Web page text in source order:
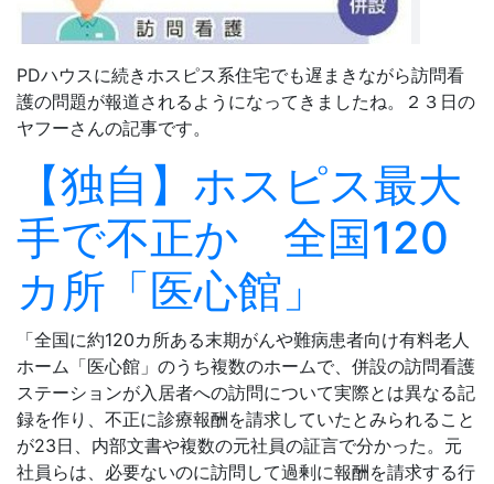
PDハウスに続きホスピス系住宅でも遅まきながら訪問看
護の問題が報道されるようになってきましたね。２３日の
ヤフーさんの記事です。
【独自】ホスピス最大
手で不正か 全国120
カ所「医心館」
「全国に約120カ所ある末期がんや難病患者向け有料老人
ホーム「医心館」のうち複数のホームで、併設の訪問看護
ステーションが入居者への訪問について実際とは異なる記
録を作り、不正に診療報酬を請求していたとみられること
が23日、内部文書や複数の元社員の証言で分かった。元
社員らは、必要ないのに訪問して過剰に報酬を請求する行